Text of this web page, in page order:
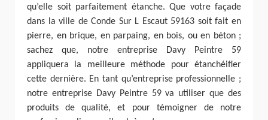
qu’elle soit parfaitement étanche. Que votre façade
dans la ville de Conde Sur L Escaut 59163 soit fait en
pierre, en brique, en parpaing, en bois, ou en béton ;
sachez que, notre entreprise Davy Peintre 59
appliquera la meilleure méthode pour étanchéifier
cette dernière. En tant qu’entreprise professionnelle ;
notre entreprise Davy Peintre 59 va utiliser que des
produits de qualité, et pour témoigner de notre